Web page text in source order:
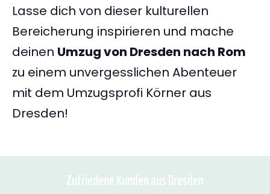
Lasse dich von dieser kulturellen
Bereicherung inspirieren und mache
deinen Umzug von Dresden nach Rom
zu einem unvergesslichen Abenteuer
mit dem Umzugsprofi Körner aus
Dresden!
Zufriedene Kunden aus Dresden